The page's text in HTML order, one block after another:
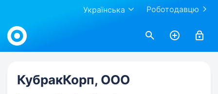
Роботодавцю
Українська
Work.ua
КубракКорп, OOO